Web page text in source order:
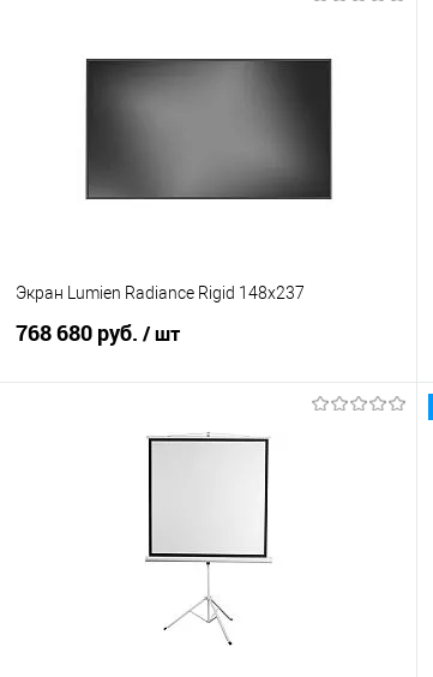
Экран Lumien Radiance Rigid 148x237
768 680 руб. / шт
В корзину
Сравнение
Под заказ